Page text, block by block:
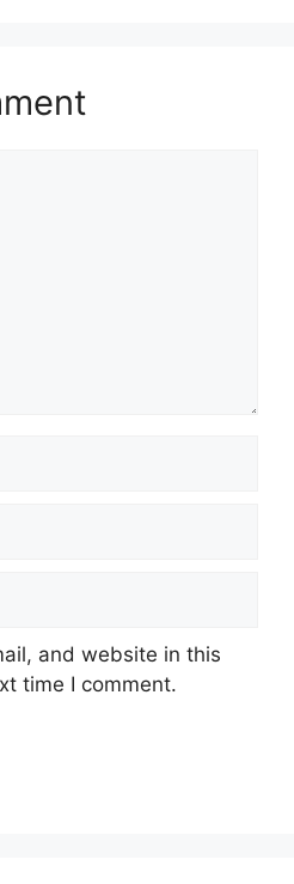
and website in this
time I comment.